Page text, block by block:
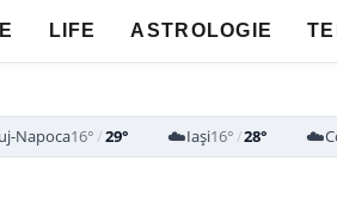
LIFE ASTROLOGIE
Napoca16°/29° ☁️Iași16°/28° ☁️